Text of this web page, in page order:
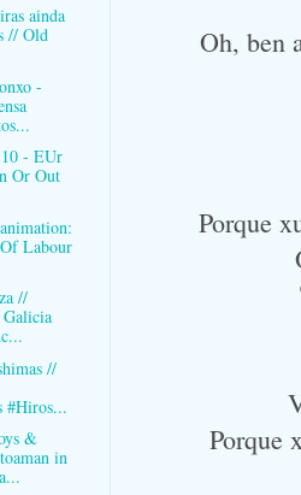
Oh, ben
Porque
Porque
ainda
// Old
-
- EUr
Or Out
Labour
//
Galicia
//
#Hiros...
&
in